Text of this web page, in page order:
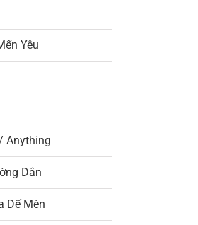
Yêu
Anything
Dân
Dế Mèn